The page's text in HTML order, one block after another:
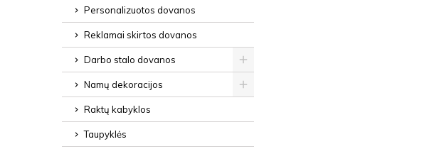
Personalizuotos dovanos
Reklamai skirtos dovanos
Darbo stalo dovanos
Namų dekoracijos
Raktų kabyklos
Taupyklės